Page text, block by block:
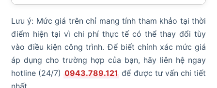
Lưu ý: Mức giá trên chỉ mang tính tham khảo tại thời
điểm hiện tại vì chi phí thực tế có thể thay đổi tùy
vào điều kiện công trình. Để biết chính xác mức giá
áp dụng cho trường hợp của bạn, hãy liên hệ ngay
hotline (24/7) 0943.789.121 để được tư vấn chi tiết
nhất.